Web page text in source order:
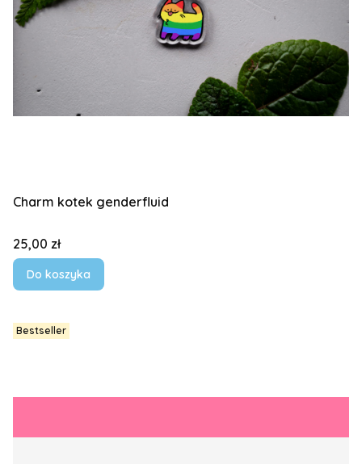
Charm kotek genderfluid
Cena
25,00 zł
Do koszyka
Bestseller